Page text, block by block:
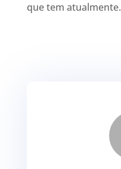
que tem atualmente.